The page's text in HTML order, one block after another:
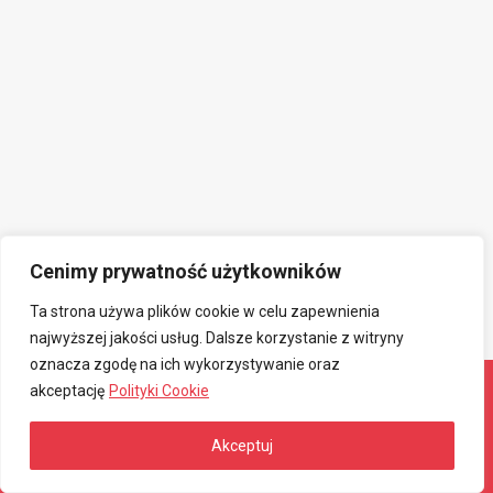
Cenimy prywatność użytkowników
Ta strona używa plików cookie w celu zapewnienia
najwyższej jakości usług. Dalsze korzystanie z witryny
oznacza zgodę na ich wykorzystywanie oraz
akceptację Polityki Cookie
Akceptuj
© 2026 Związkowa Spółdzielnia Mieszkaniowa